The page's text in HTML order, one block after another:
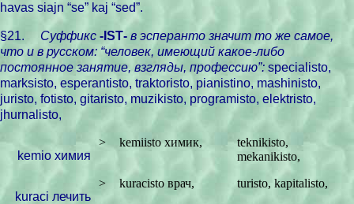
havas siajn “se” kaj “sed”.
§21. Суффикс - IST- в эсперанто значит то же самое,
что и в русском: “человек, имеющий какое-либо
постоянное занятие, взгляды, профессию”: specialisto,
marksisto, esperantisto, traktoristo, pianistino, mashinisto,
juristo, fotisto, gitaristo, muzikisto, programisto, elektristo,
jhurnalisto,
kemioхимия
> kemiisto химик,
teknikisto,
mekanikisto,
kuraci лечить
> kuracisto врач, turisto, kapitalisto,